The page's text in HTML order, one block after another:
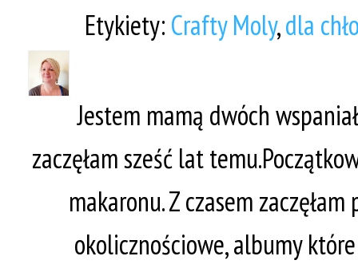
Etykiety: Crafty Moly,dla
Jestem mamą dwóch
zaczęłam sześć lat
makaronu. Z czasem
okolicznościowe, albumy